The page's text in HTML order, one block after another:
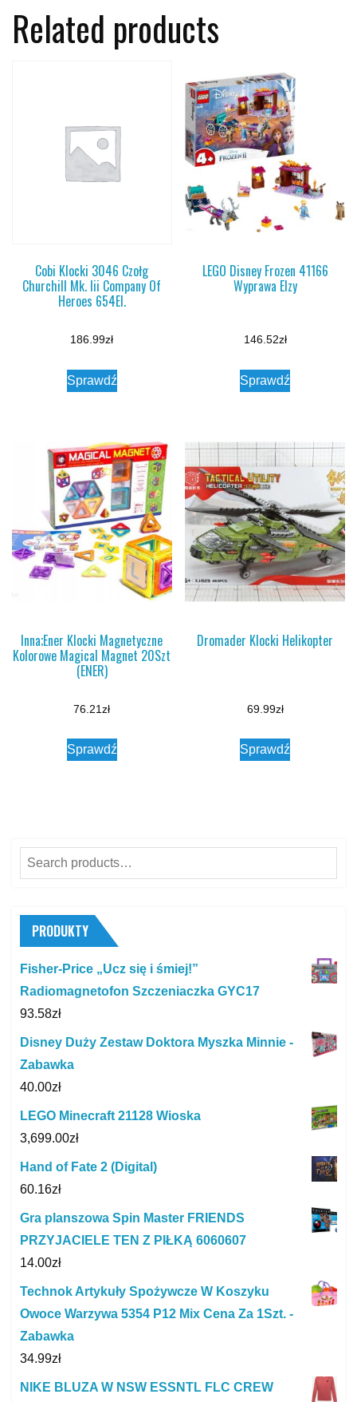
Related products
Cobi Klocki 3046 Czołg
Churchill Mk. Iii Company Of
Heroes 654El.
186.99zł
Sprawdź
LEGO Disney Frozen 41166
Wyprawa Elzy
146.52zł
Sprawdź
Inna;Ener Klocki Magnetyczne
Kolorowe Magical Magnet 20Szt
(ENER)
76.21zł
Sprawdź
Dromader Klocki Helikopter
69.99zł
Sprawdź
Search
for:
PRODUKTY
Fisher-Price „Ucz się i śmiej!”
Radiomagnetofon Szczeniaczka GYC17
93.58zł
Disney Duży Zestaw Doktora Myszka Minnie -
Zabawka
40.00zł
LEGO Minecraft 21128 Wioska
3,699.00zł
Hand of Fate 2 (Digital)
60.16zł
Gra planszowa Spin Master FRIENDS
PRZYJACIELE TEN Z PIŁKĄ 6060607
14.00zł
Technok Artykuły Spożywcze W Koszyku
Owoce Warzywa 5354 P12 Mix Cena Za 1Szt. -
Zabawka
34.99zł
NIKE BLUZA W NSW ESSNTL FLC CREW